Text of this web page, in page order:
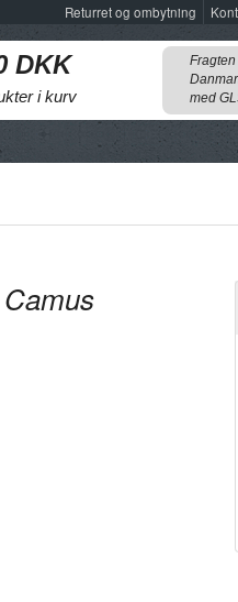
Returret og ombytning
i kurv
med